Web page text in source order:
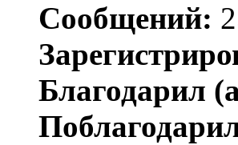
Сообщений:
Благодарил